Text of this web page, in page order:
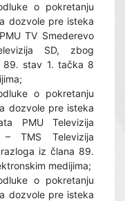
o pokretanju
dozvole pre isteka
TV Smederevo
SD, zbog
89. stav 1. tačka 8
o pokretanju
dozvole pre isteka
PMU Televizija
TMS Televizija
iz člana 89.
medijima;
o pokretanju
dozvole pre isteka